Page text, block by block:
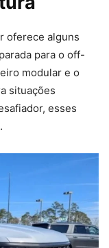
oferece alguns
para o off-
modular e o
situações
esses